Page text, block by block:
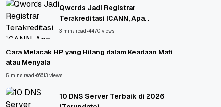
Qwords Jadi Registrar
Terakreditasi ICANN, Apa
Untungnya?
3 mins read•4470 views
Cara Melacak HP yang Hilang dalam Keadaan Mati
atau Menyala
5 mins read•66613 views
10 DNS Server Terbaik di 2026